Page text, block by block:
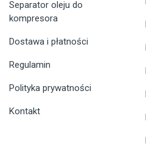
Separator oleju do
kompresora
Dostawa i płatności
Regulamin
Polityka prywatności
Kontakt